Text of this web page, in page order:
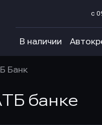
с
В наличии
Банк
банке